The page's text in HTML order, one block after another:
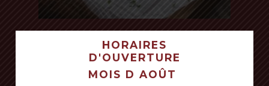
VOTRE PANIER EST VIDE POUR LE
MOMENT.
Read more
CHORIZOS ARGENTINS 17€/KG
Espagne - France / Recette Argentine
HORAIRES
D'OUVERTURE
MOIS D AOÛT